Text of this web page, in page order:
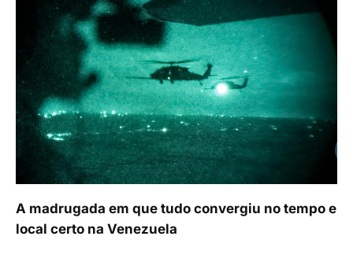
A madrugada em que tudo convergiu no tempo e
local certo na Venezuela